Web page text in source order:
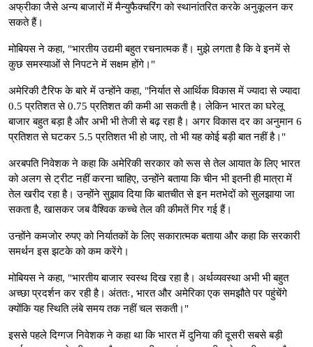
अफ्रीका जैसे अन्य बाजारों में मैन्युफैक्चरिंग को स्थानांतरित करके अनुकूलन कर
सकते हैं।
मोबियस ने कहा, "भारतीय उद्यमी बहुत रचनात्मक हैं। मुझे लगता है कि वे इनमें से
कुछ समस्याओं से निपटने में सक्षम होंगे।"
अमेरिकी टैरिफ के बारे में उन्होंने कहा, "निर्यात से आर्थिक विकास में ज्यादा से ज्यादा
0.5 प्रतिशत से 0.75 प्रतिशत की कमी आ सकती है। लेकिन भारत का घरेलू
बाजार बहुत बड़ा है और अभी भी तेजी से बढ़ रहा है। अगर विकास दर का अनुमान 6
प्रतिशत से घटकर 5.5 प्रतिशत भी हो जाए, तो भी यह कोई बड़ी बात नहीं है।"
अरबपति निवेशक ने कहा कि अमेरिकी सरकार को रूस से तेल आयात के लिए भारत
को अलग से ट्रीट नहीं करना चाहिए, उन्होंने बताया कि चीन भी इतनी ही मात्रा में
तेल खरीद रहा है। उन्होंने सुझाव दिया कि बातचीत से इन मतभेदों को सुलझाया जा
सकता है, खासकर जब वैश्विक कच्चे तेल की कीमतें गिर गई हैं।
उन्होंने कमजोर रुपए को निर्यातकों के लिए सकारात्मक बताया और कहा कि सरकारी
समर्थन इस झटके को कम करेंगे।
मोबियस ने कहा, "भारतीय बाजार स्वस्थ दिख रहा है। अर्थव्यवस्था अभी भी बहुत
अच्छा प्रदर्शन कर रही है। अंततः, भारत और अमेरिका एक समझौते पर पहुंचेंगे
क्योंकि यह स्थिति लंबे समय तक नहीं चल सकती।"
इससे पहले दिग्गज निवेशक ने कहा था कि भारत में दुनिया की दूसरी सबसे बड़ी